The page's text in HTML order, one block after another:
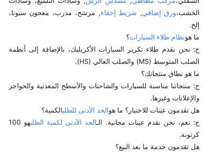
الخشب،ورق إضافي, شريط إخفاء, مرشح، مدرب، معجون سبوتا،
إلخ.
ما هونظام طلاء السيارات؟
ج: نحن نقدم طلاء تكرير السيارات الأكريليك، بالإضافة إلى أنظمة
الصلب المتوسط (MS) والصلب العالي (HS).
ما هو نطاق منتجاتك؟
ج: منتجاتنا مناسبة للسيارات والشاحنات والأسطح المعدنية والحواجز
والإعلانات وغيرها.
هل تقدمون عينات للاختبار؟ ما هوالحد الأدنى للطلبالكمية؟
ج: نعم، نحن نقدم عينات مجانية. الـالحد الأدنى لكمية الطلب
هو 100
كرتونة.
هل تقدمون خدمة ما بعد البيع؟